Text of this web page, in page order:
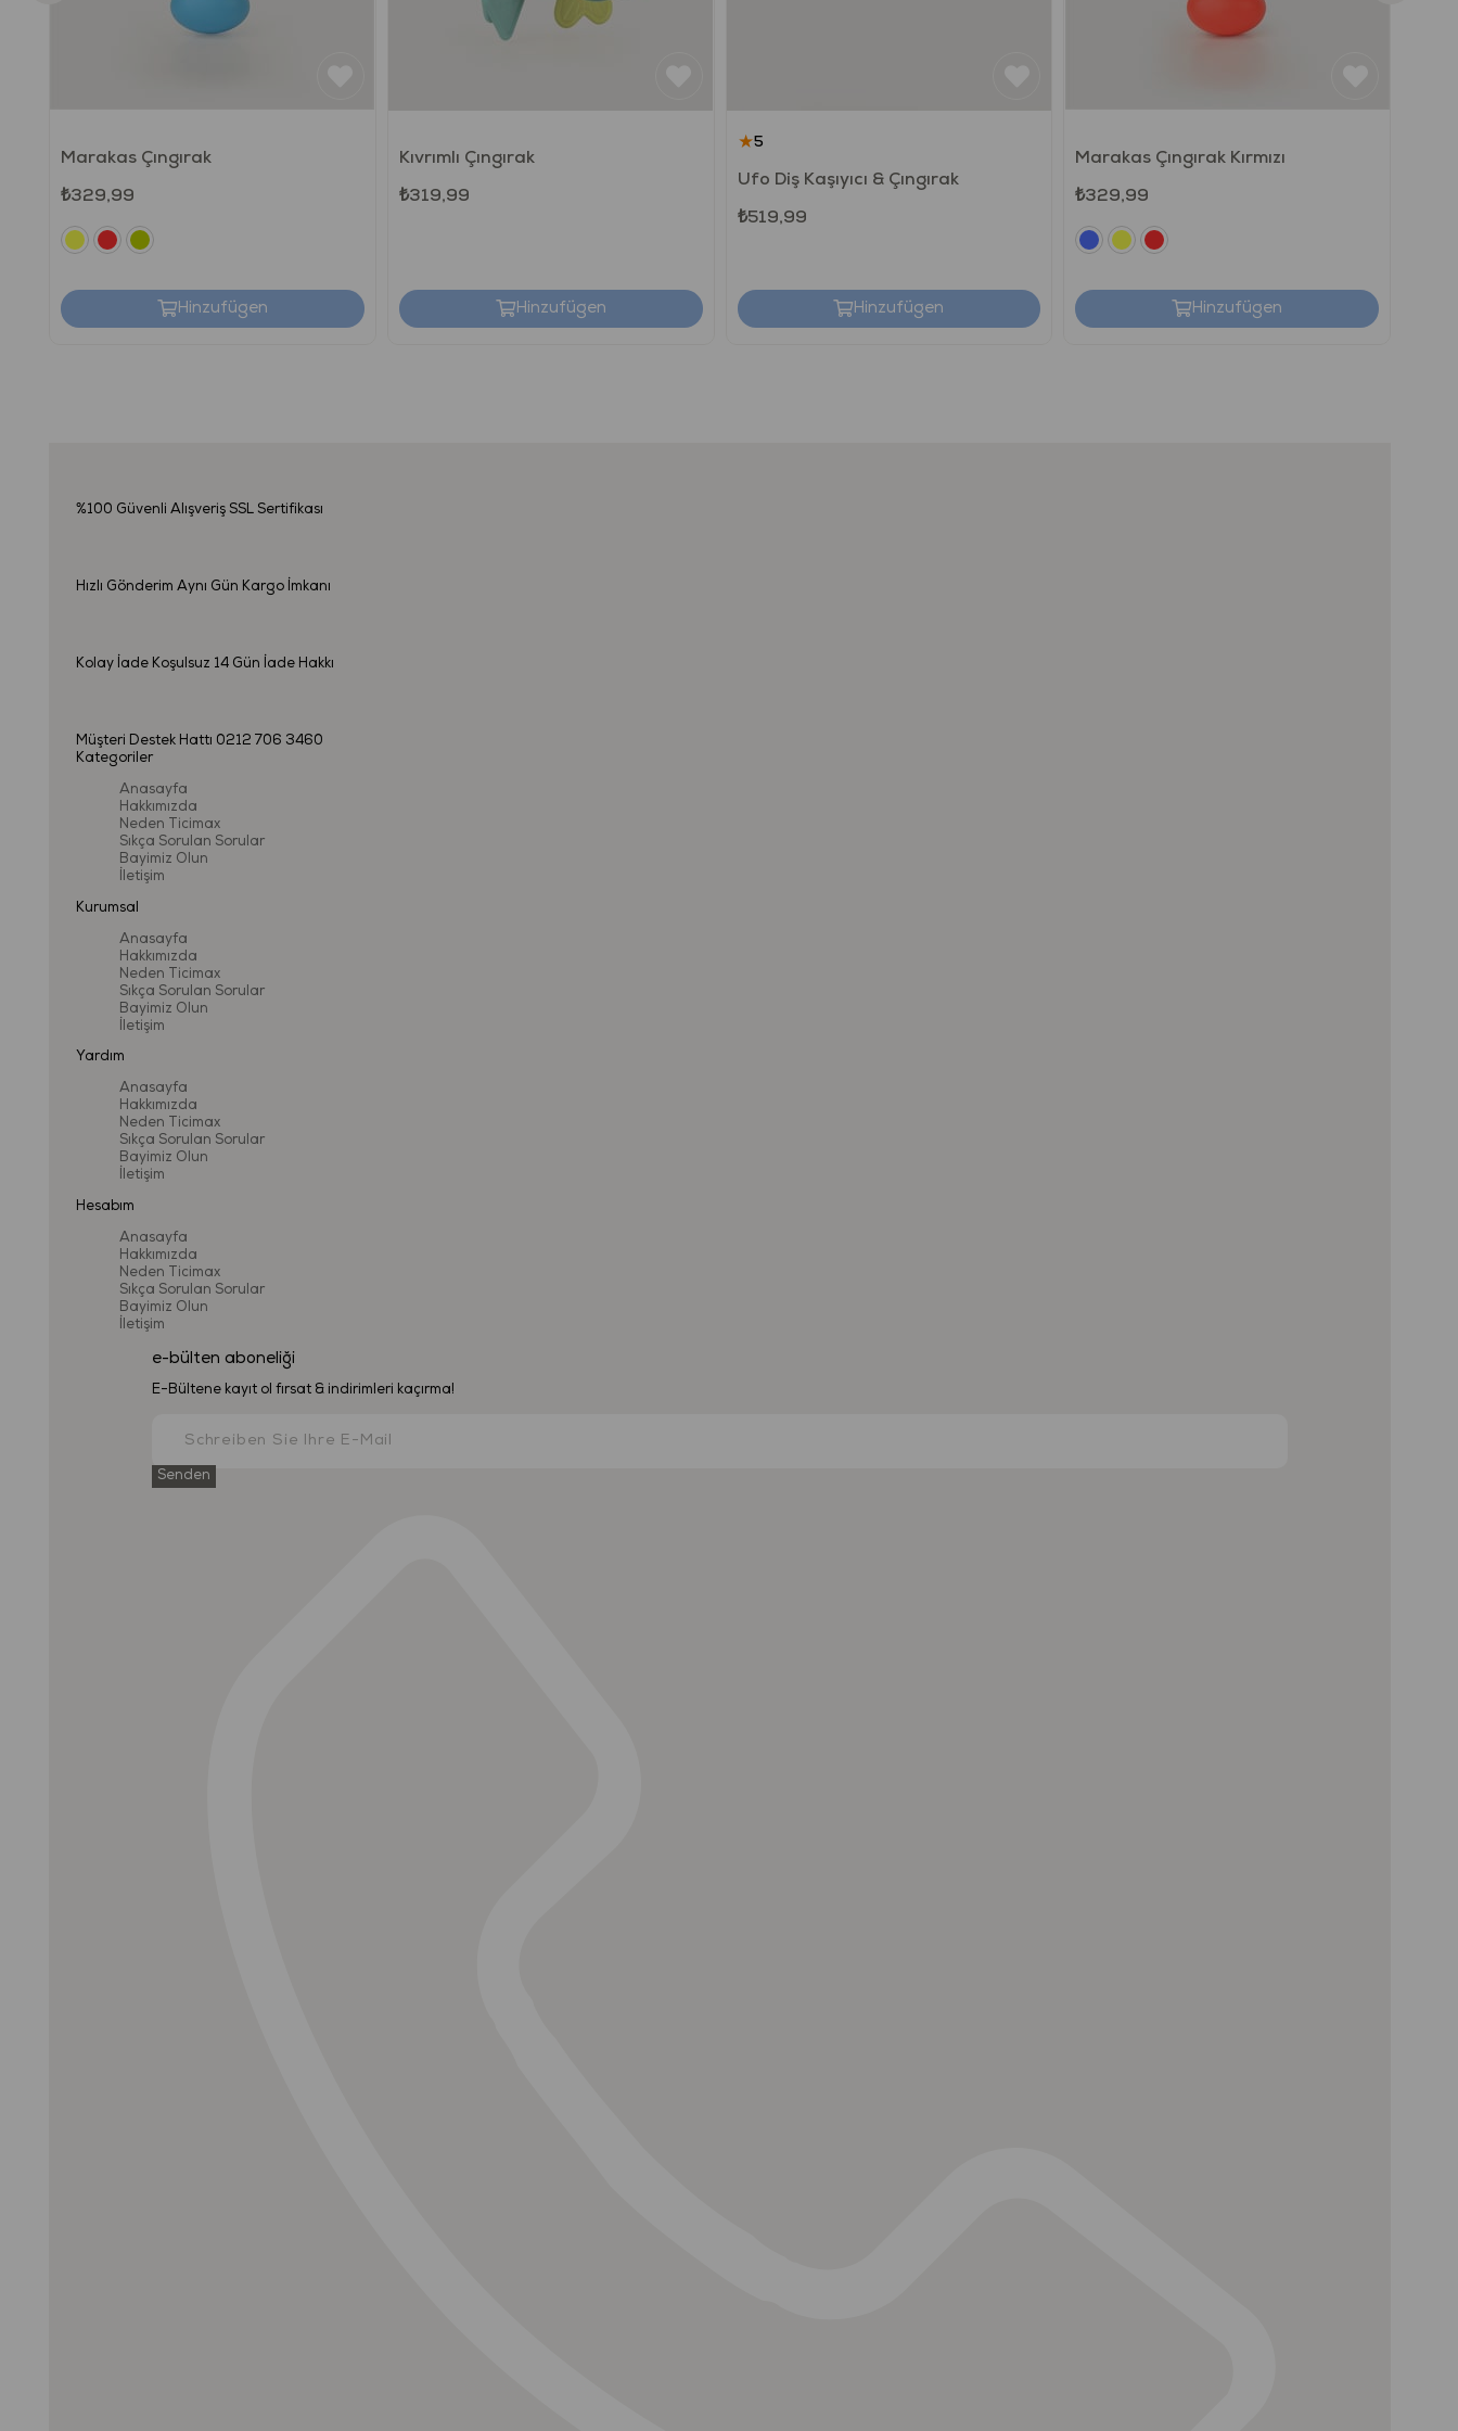
Marakas Çıngırak
₺329,99
Hinzufügen
Kıvrımlı Çıngırak
₺319,99
Hinzufügen
★5
Ufo Diş Kaşıyıcı & Çıngırak
₺519,99
Hinzufügen
Marakas Çıngırak Kırmızı
₺329,99
Hinzufügen
%100 Güvenli Alışveriş SSL Sertifikası
Hızlı Gönderim Aynı Gün Kargo İmkanı
Kolay İade Koşulsuz 14 Gün İade Hakkı
Müşteri Destek Hattı 0212 706 3460
Kategoriler
Anasayfa
Hakkımızda
Neden Ticimax
Sıkça Sorulan Sorular
Bayimiz Olun
İletişim
Kurumsal
Anasayfa
Hakkımızda
Neden Ticimax
Sıkça Sorulan Sorular
Bayimiz Olun
İletişim
Yardım
Anasayfa
Hakkımızda
Neden Ticimax
Sıkça Sorulan Sorular
Bayimiz Olun
İletişim
Hesabım
Anasayfa
Hakkımızda
Neden Ticimax
Sıkça Sorulan Sorular
Bayimiz Olun
İletişim
e-bülten aboneliği
E-Bültene kayıt ol fırsat & indirimleri kaçırma!
Senden